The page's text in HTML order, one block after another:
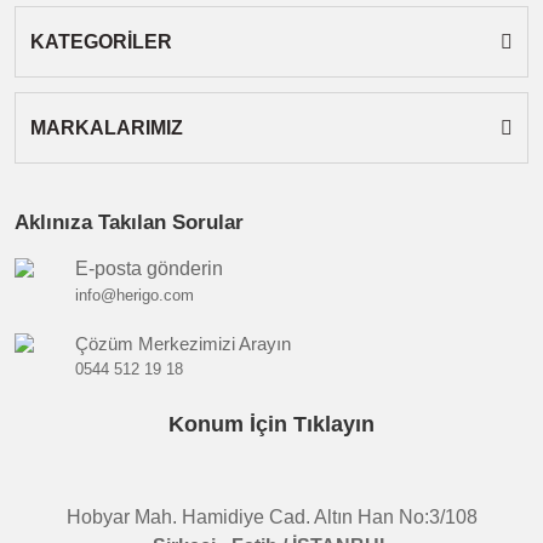
KATEGORİLER
MARKALARIMIZ
Aklınıza Takılan Sorular
E-posta gönderin
info@herigo.com
Çözüm Merkezimizi Arayın
0544 512 19 18
Konum İçin Tıklayın
Hobyar Mah. Hamidiye Cad. Altın Han No:3/108